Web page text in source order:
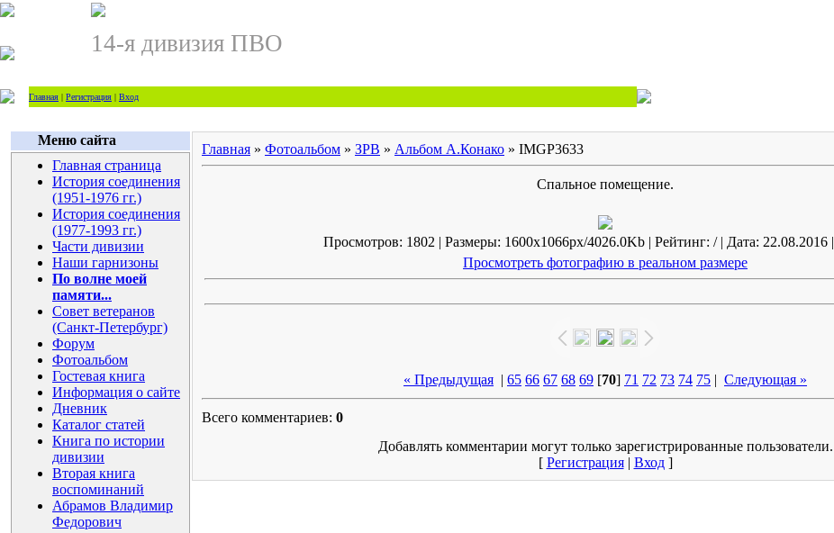
14-я дивизия ПВО
Главная | Регистрация | Вход
Меню сайта
Главная страница
История соединения
(1951-1976 гг.)
История соединения
(1977-1993 гг.)
Части дивизии
Наши гарнизоны
По волне моей
памяти...
Совет ветеранов
(Санкт-Петербург)
Форум
Фотоальбом
Гостевая книга
Информация о сайте
Дневник
Каталог статей
Книга по истории
дивизии
Вторая книга
воспоминаний
Абрамов Владимир
Федорович
Главная » Фотоальбом » ЗРВ » Альбом А.Конако » IMGP3633
Спальное помещение.
Просмотров: 1802 | Размеры: 1600x1066px/4026.0Kb | Рейтинг: / | Дата: 22.08.2016 |
Просмотреть фотографию в реальном размере
« Предыдущая | 65 66 67 68 69 [70] 71 72 73 74 75 | Следующая »
Всего комментариев: 0
Добавлять комментарии могут только зарегистрированные пользователи.
[ Регистрация| Вход]